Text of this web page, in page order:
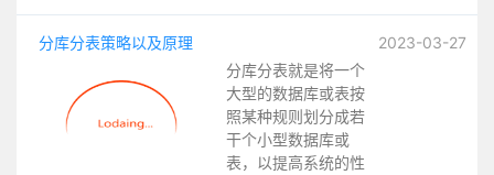
分库分表策略以及原理
分库分表就是将一个
大型的数据库或表按
照某种规则划分成若
干个小型数据库或
表，以提高系统的性
2023-03-27